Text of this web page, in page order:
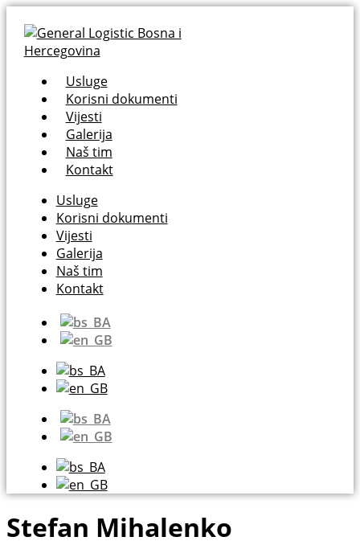
Usluge
Korisni dokumenti
Vijesti
Galerija
Naš tim
Kontakt
Usluge
Korisni dokumenti
Vijesti
Galerija
Naš tim
Kontakt
Stefan Mihalenko